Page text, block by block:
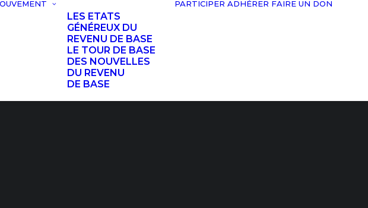
LES ETATS
GÉNÉREUX DU
REVENU DE BASE
LE TOUR DE BASE
DES NOUVELLES
DU REVENU
DE BASE
PARTICIPER ADHÉRER FAIRE UN DON